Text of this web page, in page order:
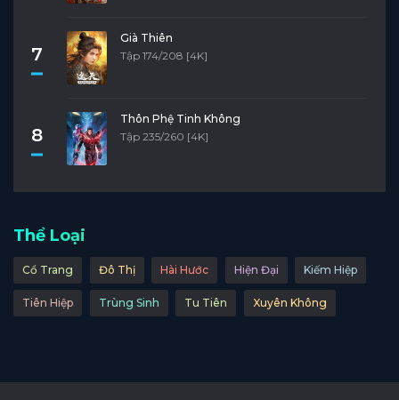
7
Già Thiên
Tập 174/208 [4K]
8
Thôn Phệ Tinh Không
Tập 235/260 [4K]
Thể Loại
Cổ Trang Đô Thị Hài Hước Hiện Đại Kiếm Hiệp
Tiên Hiệp Trùng Sinh Tu Tiên Xuyên Không